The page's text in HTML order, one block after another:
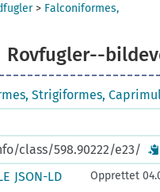
> Falconiformes,
Rovfugler--
Strigiformes,
class/598.90222/e23/
JSON-LD Opprettet